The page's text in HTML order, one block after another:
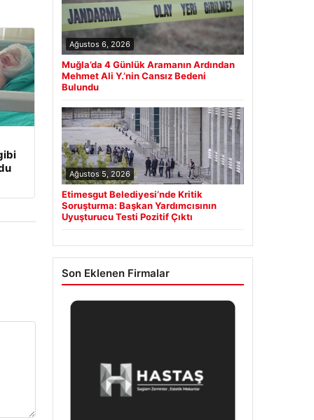
Ağustos 6, 2026
Muğla’da 4 Günlük Aramanın Ardından
Mehmet Ali Y.’nin Cansız Bedeni
Bulundu
Ağustos 5, 2026
Etimesgut Belediyesi’nde Kritik
Soruşturma: Başkan Yardımcısının
Uyuşturucu Testi Pozitif Çıktı
Son Eklenen Firmalar